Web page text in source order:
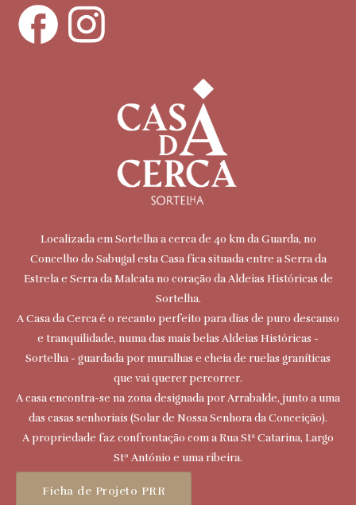
Localizada em Sortelha a cerca de 40 km da Guarda, no
Concelho do Sabugal esta Casa fica situada entre a Serra da
Estrela e Serra da Malcata no coração da Aldeias Históricas de
Sortelha.
A Casa da Cerca é o recanto perfeito para dias de puro descanso
e tranquilidade, numa das mais belas Aldeias Históricas -
Sortelha - guardada por muralhas e cheia de ruelas graníticas
que vai querer percorrer.
A casa encontra-se na zona designada por Arrabalde, junto a uma
das casas senhoriais (Solar de Nossa Senhora da Conceição).
A propriedade faz confrontação com a Rua Stª Catarina, Largo
Stº António e uma ribeira.
Ficha de Projeto PRR